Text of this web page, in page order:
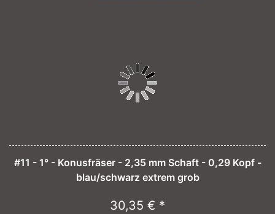
#11 - 1° - Konusfräser - 2,35 mm Schaft - 0,29 Kopf -
blau/schwarz extrem grob
30,35 € *